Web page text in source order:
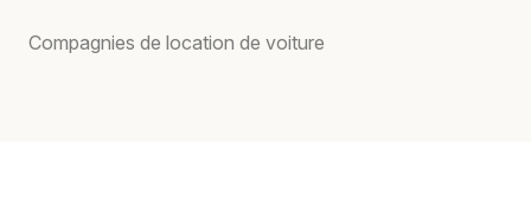
Compagnies de location de voiture